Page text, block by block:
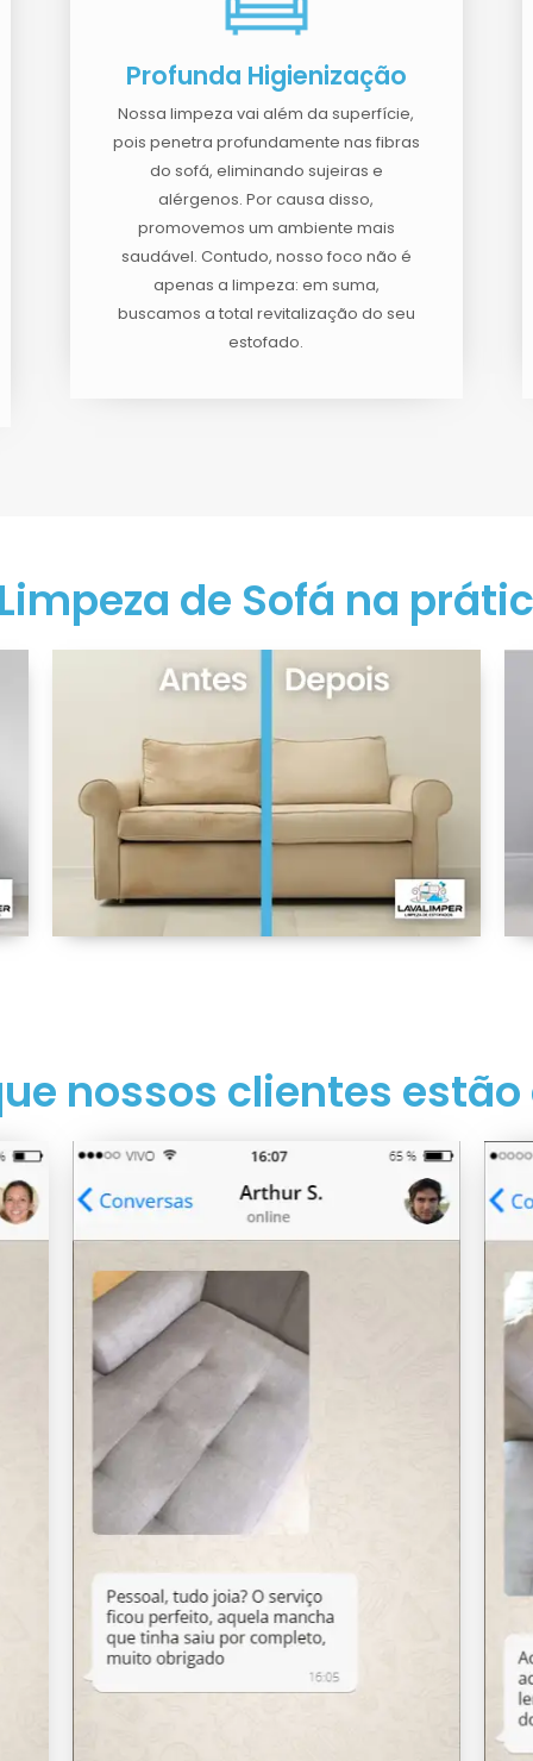
Profunda Higienização
Nossa limpeza vai além da superfície,
pois penetra profundamente nas fibras
do sofá, eliminando sujeiras e
alérgenos. Por causa disso,
promovemos um ambiente mais
saudável. Contudo, nosso foco não é
apenas a limpeza: em suma,
buscamos a total revitalização do seu
estofado.
de Sofá na
nossos clientes